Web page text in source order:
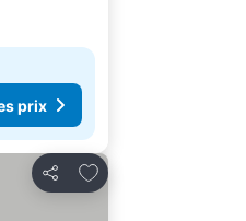
prix
Partager
Ajouter à mes favoris